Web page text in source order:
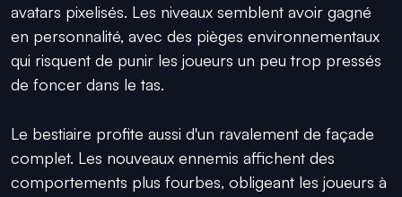
avatars pixelisés. Les niveaux semblent avoir gagné
en personnalité, avec des pièges environnementaux
qui risquent de punir les joueurs un peu trop pressés
de foncer dans le tas.
Le bestiaire profite aussi d'un ravalement de façade
complet. Les nouveaux ennemis affichent des
comportements plus fourbes, obligeant les joueurs à